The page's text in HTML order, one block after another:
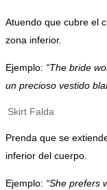
Atuendo que cubre el
zona inferior.
Ejemplo: “The bride
un precioso vestido
Skirt Falda
Prenda que se
inferior del cuerpo.
Ejemplo: “She prefers